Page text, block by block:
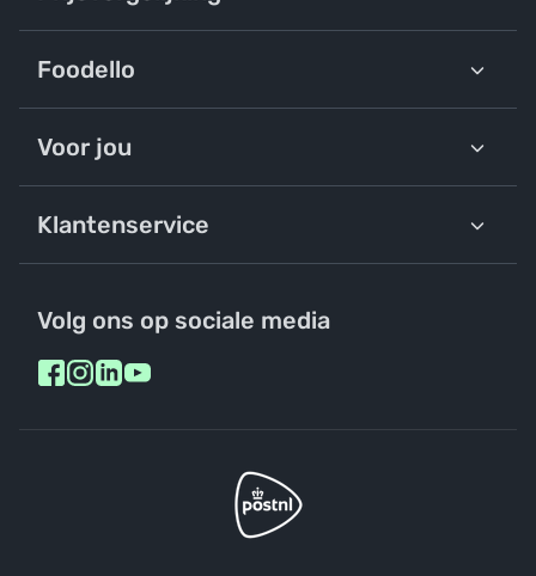
Foodello
Voor jou
Klantenservice
Volg ons op sociale media